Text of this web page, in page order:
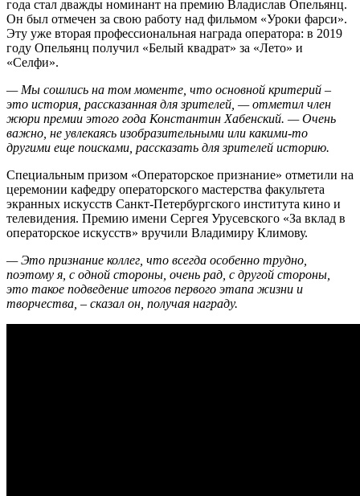
года стал дважды номинант на премию Владислав Опельянц.
Он был отмечен за свою работу над фильмом «Уроки фарси».
Эту уже вторая профессиональная награда оператора: в 2019
году Опельянц получил «Белый квадрат» за «Лето» и
«Селфи».
— Мы сошлись на том моменте, что основной критерий –
это история, рассказанная для зрителей, — отметил член
жюри премии этого года Константин Хабенский. — Очень
важно, не увлекаясь изобразительными или какими-то
другими еще поисками, рассказать для зрителей историю.
Специальным призом «Операторское признание» отметили на
церемонии кафедру операторского мастерства факультета
экранных искусств Санкт-Петербургского института кино и
телевидения. Премию имени Сергея Урусевского «За вклад в
операторское искусств» вручили Владимиру Климову.
— Это признание коллег, что всегда особенно трудно,
поэтому я, с одной стороны, очень рад, с другой стороны,
это такое подведение итогов первого этапа жизни и
творчества, – сказал он, получая награду.